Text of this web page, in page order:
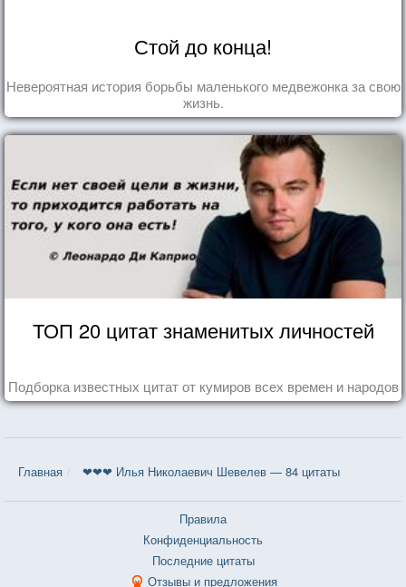
Стой до конца!
Невероятная история борьбы маленького медвежонка за свою
жизнь.
ТОП 20 цитат знаменитых личностей
Подборка известных цитат от кумиров всех времен и народов
Главная ❤❤❤ Илья Николаевич Шевелев — 84 цитаты
Правила
Конфиденциальность
Последние цитаты
Отзывы и предложения